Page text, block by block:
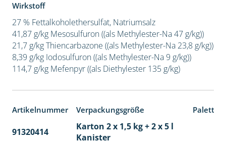
Wirkstoff
27 % Fettalkoholethersulfat, Natriumsalz
41,87 g/kg Mesosulfuron ((als Methylester-Na 47 g/kg))
21,7 g/kg Thiencarbazone ((als Methylester-Na 23,8 g/kg))
8,39 g/kg Iodosulfuron ((als Methylester-Na 9 g/kg))
114,7 g/kg Mefenpyr ((als Diethylester 135 g/kg)
Artikelnummer Verpackungsgröße
91320414
Karton 2 x 1,5 kg + 2 x 5 l
Kanister